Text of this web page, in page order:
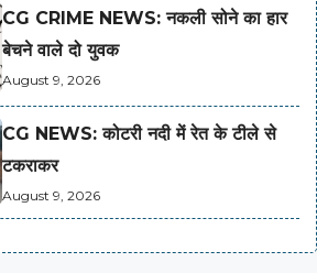
CG CRIME NEWS: नकली सोने का हार
बेचने वाले दो युवक
August 9, 2026
CG NEWS: कोटरी नदी में रेत के टीले से
टकराकर
August 9, 2026